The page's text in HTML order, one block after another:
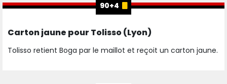
90+4
Carton jaune pour Tolisso (Lyon)
Tolisso retient Boga par le maillot et reçoit un carton jaune.